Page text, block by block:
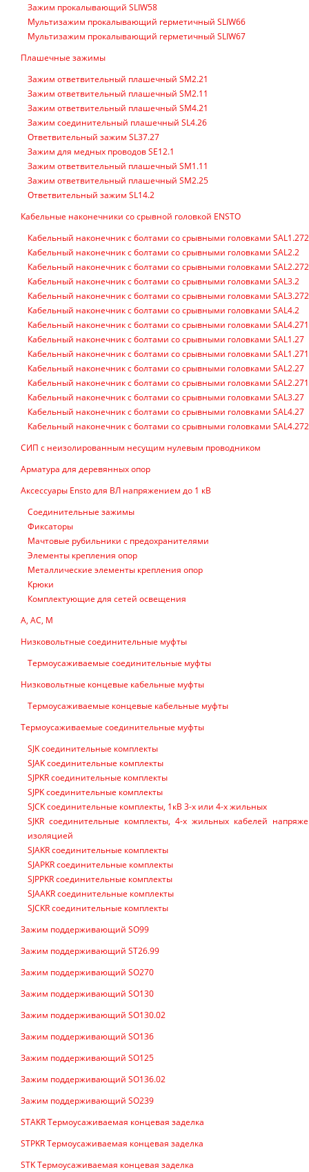
Зажим прокалывающий SLIW58
Мультизажим прокалывающий герметичный SLIW66
Мультизажим прокалывающий герметичный SLIW67
Плашечные зажимы
Зажим ответвительный плашечный SM2.21
Зажим ответвительный плашечный SM2.11
Зажим ответвительный плашечный SM4.21
Зажим соединительный плашечный SL4.26
Ответвительный зажим SL37.27
Зажим для медных проводов SE12.1
Зажим ответвительный плашечный SM1.11
Зажим ответвительный плашечный SM2.25
Ответвительный зажим SL14.2
Кабельные наконечники со срывной головкой ENSTO
Кабельный наконечник с болтами со срывными головками SAL1.272
Кабельный наконечник с болтами со срывными головками SAL2.2
Кабельный наконечник с болтами со срывными головками SAL2.272
Кабельный наконечник с болтами со срывными головками SAL3.2
Кабельный наконечник с болтами со срывными головками SAL3.272
Кабельный наконечник с болтами со срывными головками SAL4.2
Кабельный наконечник с болтами со срывными головками SAL4.271
Кабельный наконечник с болтами со срывными головками SAL1.27
Кабельный наконечник с болтами со срывными головками SAL1.271
Кабельный наконечник с болтами со срывными головками SAL2.27
Кабельный наконечник с болтами со срывными головками SAL2.271
Кабельный наконечник с болтами со срывными головками SAL3.27
Кабельный наконечник с болтами со срывными головками SAL4.27
Кабельный наконечник с болтами со срывными головками SAL4.272
СИП с неизолированным несущим нулевым проводником
Арматура для деревянных опор
Аксессуары Ensto для ВЛ напряжением до 1 кВ
Соединительные зажимы
Фиксаторы
Мачтовые рубильники с предохранителями
Элементы крепления опор
Металлические элементы крепления опор
Крюки
Комплектующие для сетей освещения
А, АС, М
Низковольтные соединительные муфты
Термоусаживаемые соединительные муфты
Низковольтные концевые кабельные муфты
Термоусаживаемые концевые кабельные муфты
Термоусаживаемые соединительные муфты
SJK соединительные комплекты
SJAK соединительные комплекты
SJPKR соединительные комплекты
SJPK соединительные комплекты
SJCK соединительные комплекты, 1кВ 3-х или 4-х жильных
SJKR соединительные комплекты, 4-х жильных кабелей
изоляцией
SJAKR соединительные комплекты
SJAPKR соединительные комплекты
SJPPKR соединительные комплекты
SJAAKR соединительные комплекты
SJCKR соединительные комплекты
Зажим поддерживающий SO99
Зажим поддерживающий ST26.99
Зажим поддерживающий SO270
Зажим поддерживающий SO130
Зажим поддерживающий SO130.02
Зажим поддерживающий SO136
Зажим поддерживающий SO125
Зажим поддерживающий SO136.02
Зажим поддерживающий SO239
STAKR Термоусаживаемая концевая заделка
STPKR Термоусаживаемая концевая заделка
STK Термоусаживаемая концевая заделка